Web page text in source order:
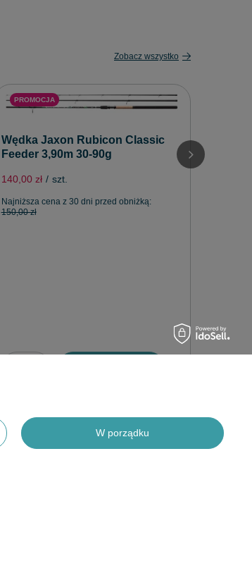
Zobacz wszystko
PROMOCJA
Wędka Jaxon Rubicon Classic
Feeder 3,90m 30-90g
140,00 zł / szt.
Najniższa cena z 30 dni przed obniżką:
150,00 zł
W porządku